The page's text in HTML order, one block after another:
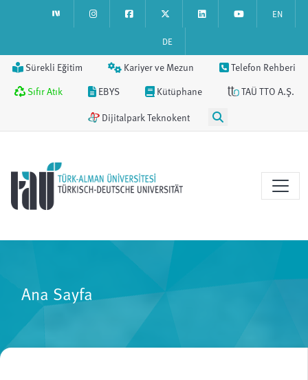
EN
DE
Sürekli Eğitim Kariyer ve Mezun
Telefon Rehberi
Sıfır Atık
EBYS Kütüphane
TAÜ TTO A.Ş.
Dijitalpark Teknokent
Ana Sayfa